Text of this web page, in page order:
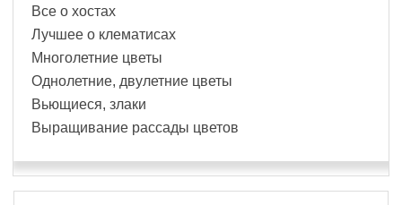
Все о хостах
Лучшее о клематисах
Многолетние цветы
Однолетние, двулетние цветы
Вьющиеся, злаки
Выращивание рассады цветов